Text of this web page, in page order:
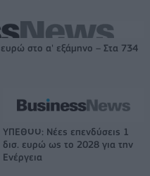
ευρώ στο α' εξάμηνο – Στα 734
ΥΠΕΘΟΟ: Νέες επενδύσεις 1
δισ. ευρώ ως το 2028 για την
Ενέργεια